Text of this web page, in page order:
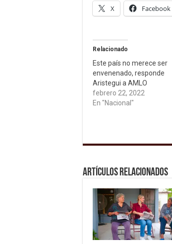
X Facebook
Relacionado
Este país no merece ser
envenenado, responde
Aristegui a AMLO
febrero 22, 2022
En "Nacional"
Artículos relacionados